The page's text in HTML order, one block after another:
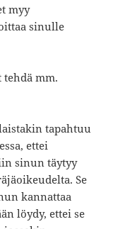
myy
sinulle
mm.
tapahtuu
ettei
sinun täytyy
Se
kannattaa
löydy, ettei se